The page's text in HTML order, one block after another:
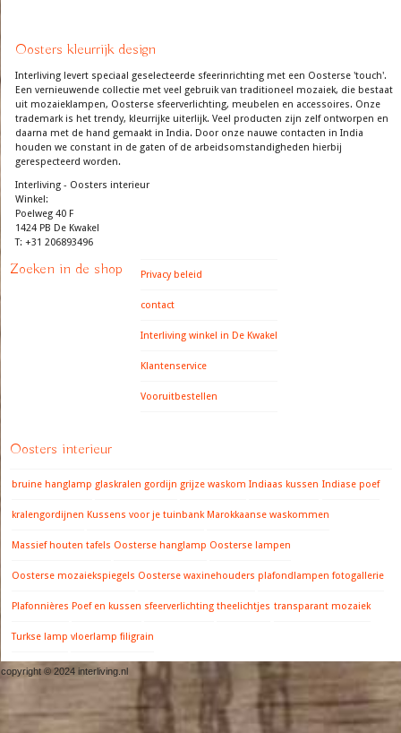
Oosters kleurrijk design
Interliving levert speciaal geselecteerde sfeerinrichting met een Oosterse 'touch'.
Een vernieuwende collectie met veel gebruik van traditioneel mozaiek, die bestaat
uit mozaieklampen, Oosterse sfeerverlichting, meubelen en accessoires. Onze
trademark is het trendy, kleurrijke uiterlijk. Veel producten zijn zelf ontworpen en
daarna met de hand gemaakt in India. Door onze nauwe contacten in India
houden we constant in de gaten of de arbeidsomstandigheden hierbij
gerespecteerd worden.
Interliving - Oosters interieur
Winkel:
Poelweg 40 F
1424 PB De Kwakel
T: +31 206893496
Zoeken in de shop Privacy beleid
contact
Interliving winkel in De Kwakel
Klantenservice
Vooruitbestellen
Oosters interieur
bruine hanglamp glaskralen gordijn grijze waskom Indiaas kussen Indiase poef
kralengordijnen Kussens voor je tuinbank Marokkaanse waskommen
Massief houten tafels Oosterse hanglamp Oosterse lampen
Oosterse mozaiekspiegels Oosterse waxinehouders plafondlampen fotogallerie
Plafonnières Poef en kussen sfeerverlichting theelichtjes transparant mozaiek
Turkse lamp vloerlamp filigrain
copyright © 2024 interliving.nl